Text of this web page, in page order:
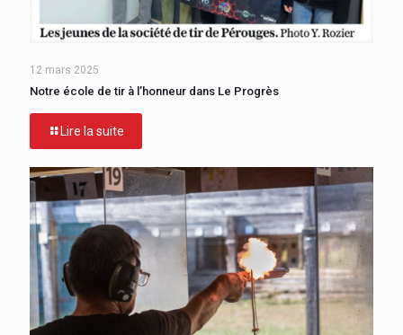
12 mars 2025
Notre école de tir à l’honneur dans Le Progrès
Lire la suite